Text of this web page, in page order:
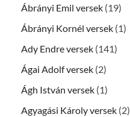
Ábrányi Emil versek (19)
Ábrányi Kornél versek (1)
Ady Endre versek (141)
Ágai Adolf versek (2)
Ágh István versek (1)
Agyagási Károly versek (2)